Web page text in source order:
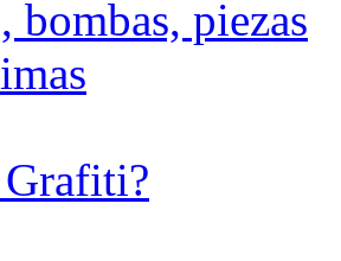
bombas, piezas
Grafiti?